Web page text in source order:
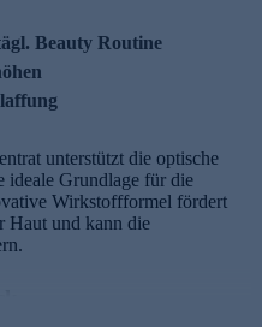
Youth Lab, Reliastase,
Elastinproduktion
Elastinfasern kann erhöht
Beauty Routine
unterstützt die optische
ideale Grundlage für die
Wirkstoffformel fördert
Haut und kann die